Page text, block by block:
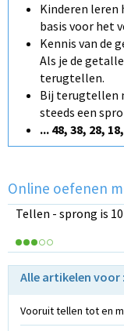
Kinderen leren
basis voor het
Kennis van de
Als je de
terugtellen.
Bij terugtellen
steeds een
... 48, 38, 28,
Online oefenen
Tellen - sprong is 10
Alle artikelen voor
Vooruit tellen tot en